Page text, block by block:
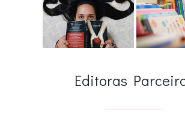
Editoras